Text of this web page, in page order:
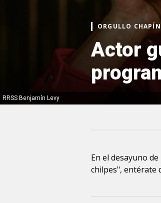
RRSS Benjamín Levy
ORGULLO CHAPÍN
Actor
En el desayuno
chilpes", entérate